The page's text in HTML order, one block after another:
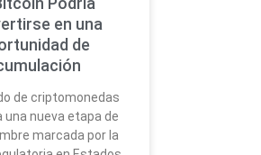
en una
de
de criptomonedas
una nueva etapa de
marcada por la